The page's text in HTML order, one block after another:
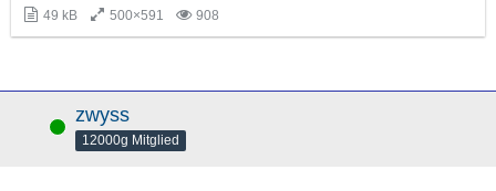
49 kB 500×591 908
Online zwyss
12000g Mitglied